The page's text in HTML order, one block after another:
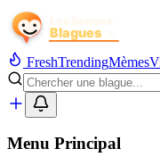
FreshTrendingMèmes
Menu Principal